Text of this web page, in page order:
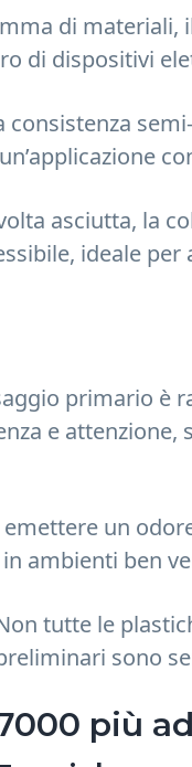
di
di dispositivi
consistenza
asciutta, la
ideale per
primario è
e
un
ambienti ben
tutte le
sono
più